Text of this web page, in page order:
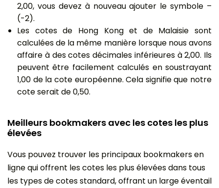
2,00, vous devez à nouveau ajouter le symbole –
(-2).
Les cotes de Hong Kong et de Malaisie sont
calculées de la même manière lorsque nous avons
affaire à des cotes décimales inférieures à 2,00. Ils
peuvent être facilement calculés en soustrayant
1,00 de la cote européenne. Cela signifie que notre
cote serait de 0,50.
Meilleurs bookmakers avec les cotes les plus
élevées
Vous pouvez trouver les principaux bookmakers en
ligne qui offrent les cotes les plus élevées dans tous
les types de cotes standard, offrant un large éventail